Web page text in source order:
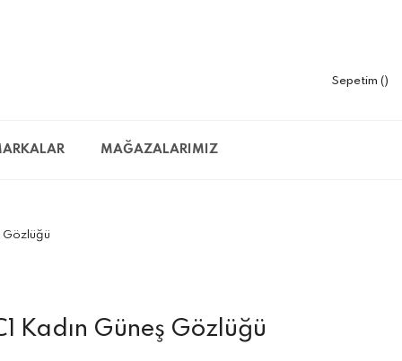
Sepetim
MAĞAZALARIMIZ
Gözlüğü
Kadın Güneş Gözlüğü